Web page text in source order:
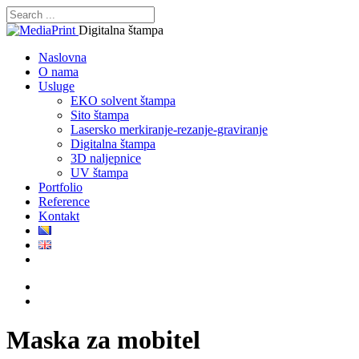
Digitalna štampa
Naslovna
O nama
Usluge
EKO solvent štampa
Sito štampa
Lasersko merkiranje-rezanje-graviranje
Digitalna štampa
3D naljepnice
UV štampa
Portfolio
Reference
Kontakt
Maska za mobitel